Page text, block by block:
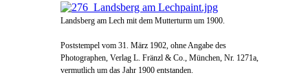
Landsberg am Lech mit dem Mutterturm um 1900.
Poststempel vom 31. März 1902, ohne Angabe des
Photographen, Verlag L. Fränzl & Co., München, Nr. 1271a,
vermutlich um das Jahr 1900 entstanden.